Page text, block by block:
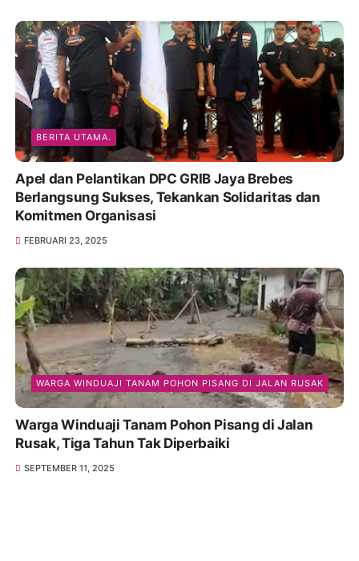
BERITA UTAMA.
Apel dan Pelantikan DPC GRIB Jaya Brebes
Berlangsung Sukses, Tekankan Solidaritas dan
Komitmen Organisasi
FEBRUARI 23, 2025
WARGA WINDUAJI TANAM POHON PISANG DI JALAN RUSAK
Warga Winduaji Tanam Pohon Pisang di Jalan
Rusak, Tiga Tahun Tak Diperbaiki
SEPTEMBER 11, 2025